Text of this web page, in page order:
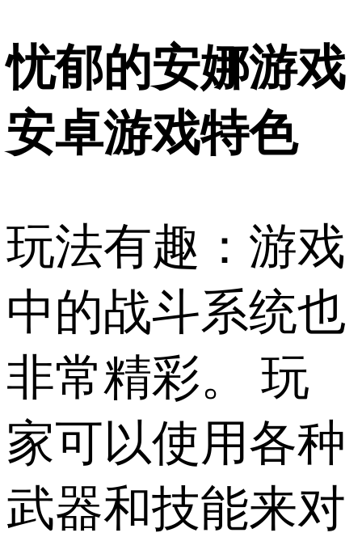
忧郁的安娜游戏
安卓游戏特色
玩法有趣：游戏
中的战斗系统也
非常精彩。 玩
家可以使用各种
武器和技能来对